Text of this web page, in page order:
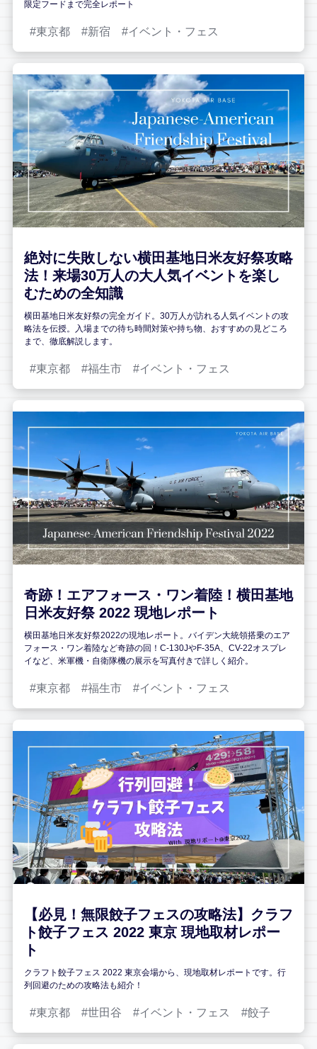
限定フードまで完全レポート
東京都 新宿 イベント・フェス
絶対に失敗しない横田基地日米友好祭攻略
法！来場30万人の大人気イベントを楽し
むための全知識
横田基地日米友好祭の完全ガイド。30万人が訪れる人気イベントの攻
略法を伝授。入場までの待ち時間対策や持ち物、おすすめの見どころ
まで、徹底解説します。
東京都 福生市 イベント・フェス
奇跡！エアフォース・ワン着陸！横田基地
日米友好祭 2022 現地レポート
横田基地日米友好祭2022の現地レポート。バイデン大統領搭乗のエア
フォース・ワン着陸など奇跡の回！C-130JやF-35A、CV-22オスプレ
イなど、米軍機・自衛隊機の展示を写真付きで詳しく紹介。
東京都 福生市 イベント・フェス
【必見！無限餃子フェスの攻略法】クラフ
ト餃子フェス 2022 東京 現地取材レポー
ト
クラフト餃子フェス 2022 東京会場から、現地取材レポートです。行
列回避のための攻略法も紹介！
東京都 世田谷 イベント・フェス 餃子